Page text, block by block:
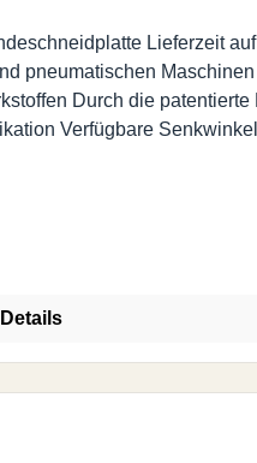
auf Anfrage !
pneumatischen
Durch die
Details